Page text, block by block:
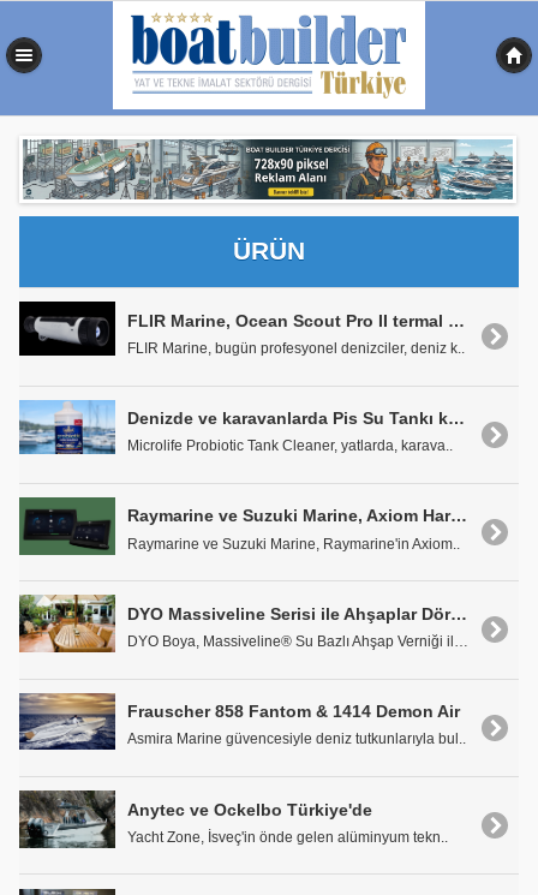
ÜRÜN
FLIR Marine, Ocean Scout Pro II termal monokülerini tanıttı
FLIR Marine, bugün profesyonel denizciler, deniz k..
Denizde ve karavanlarda Pis Su Tankı koku sorununa yerli üretim Probiyotik Çözüm
Microlife Probiotic Tank Cleaner, yatlarda, karava..
Raymarine ve Suzuki Marine, Axiom Harita Çiziciler için Gelişmiş Motor Entegrasyonunu Tanıttı
Raymarine ve Suzuki Marine, Raymarine'in Axiom..
DYO Massiveline Serisi ile Ahşaplar Dört Mevsim Koruma Altında
DYO Boya, Massiveline® Su Bazlı Ahşap Verniği ile ..
Frauscher 858 Fantom & 1414 Demon Air
Asmira Marine güvencesiyle deniz tutkunlarıyla bul..
Anytec ve Ockelbo Türkiye'de
Yacht Zone, İsveç'in önde gelen alüminyum tekn..
0,438 sn